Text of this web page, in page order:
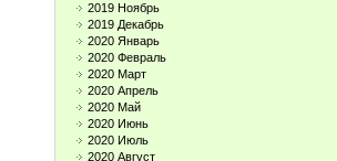
2019 Ноябрь
2019 Декабрь
2020 Январь
2020 Февраль
2020 Март
2020 Апрель
2020 Май
2020 Июнь
2020 Июль
2020 Август